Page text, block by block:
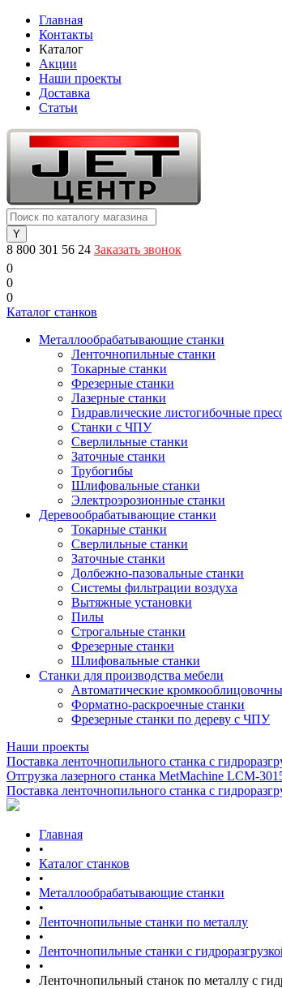
Главная
Контакты
Каталог
Акции
Наши проекты
Доставка
Статьи
8 800 301 56 24 Заказать звонок
0
0
0
Каталог станков
Металлообрабатывающие станки
Ленточнопильные станки
Токарные станки
Фрезерные станки
Лазерные станки
Гидравлические листогибочные
Станки с ЧПУ
Сверлильные станки
Заточные станки
Трубогибы
Шлифовальные станки
Электроэрозионные станки
Деревообрабатывающие станки
Токарные станки
Сверлильные станки
Заточные станки
Долбежно-пазовальные станки
Системы фильтрации воздуха
Вытяжные установки
Пилы
Строгальные станки
Фрезерные станки
Шлифовальные станки
Станки для производства мебели
Автоматические
Форматно-раскроечные станки
Фрезерные станки по дереву с ЧПУ
Наши проекты
Поставка ленточнопильного станка c
Отгрузка лазерного станка MetMachine LCM-
Поставка ленточнопильного станка c
Главная
•
Каталог станков
•
Металлообрабатывающие станки
•
Ленточнопильные станки по металлу
•
Ленточнопильные станки с
•
Ленточнопильный станок по металлу с